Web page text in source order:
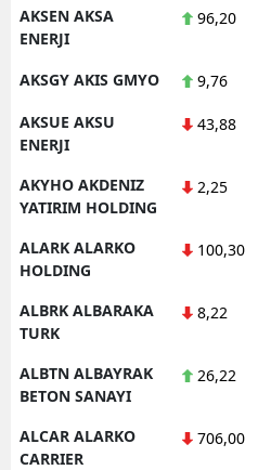
AKSEN AKSA
ENERJI
96,20
AKSGY AKIS GMYO 9,76
AKSUE AKSU
ENERJI
43,88
AKYHO AKDENIZ
YATIRIM HOLDING
2,25
ALARK ALARKO
HOLDING
100,30
ALBRK ALBARAKA
TURK
8,22
ALBTN ALBAYRAK
BETON SANAYI
26,22
ALCAR ALARKO
CARRIER
706,00